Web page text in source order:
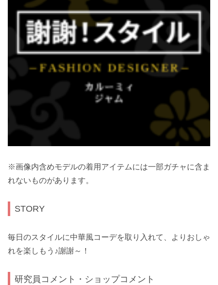
※画像内含めモデルの着用アイテムには一部ガチャに含ま
れないものがあります。
STORY
毎日のスタイルに中華風コーデを取り入れて、よりおしゃ
れを楽しもう♪謝謝～！
研究員コメント・ショップコメント